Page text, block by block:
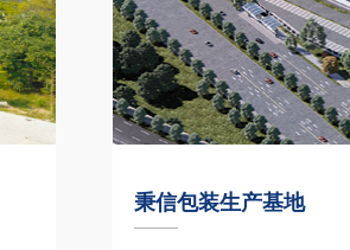
秉信包装生产基地